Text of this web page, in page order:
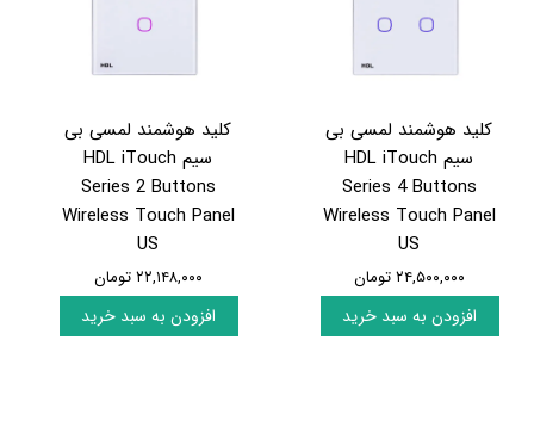
کلید هوشمند لمسی بی
سیم HDL iTouch
Series 4 Buttons
Wireless Touch Panel
US
۲۴,۵۰۰,۰۰۰ تومان
افزودن به سبد خرید
کلید هوشمند لمسی بی
سیم HDL iTouch
Series 2 Buttons
Wireless Touch Panel
US
۲۲,۱۴۸,۰۰۰ تومان
افزودن به سبد خرید